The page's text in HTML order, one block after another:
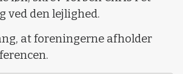
ved den lejlighed.
at foreningerne afholder